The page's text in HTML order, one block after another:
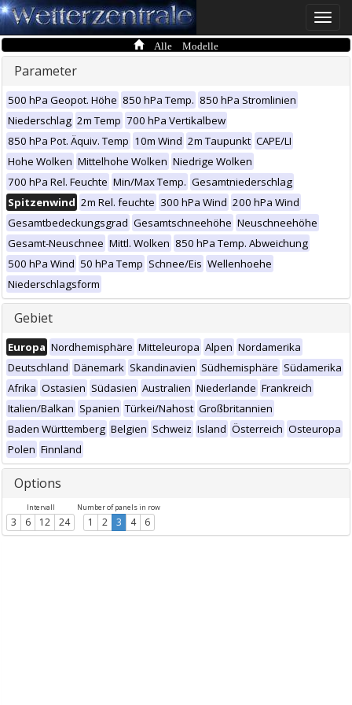
Toggle
Alle Modelle
Parameter
500 hPa Geopot. Höhe 850 hPa Temp. 850 hPa Stromlinien
Niederschlag 2m Temp 700 hPa Vertikalbew
850 hPa Pot. Äquiv. Temp 10m Wind 2m Taupunkt CAPE/LI
Hohe Wolken Mittelhohe Wolken Niedrige Wolken
700 hPa Rel. Feuchte Min/Max Temp. Gesamtniederschlag
Spitzenwind 2m Rel. feuchte 300 hPa Wind 200 hPa Wind
Gesamtbedeckungsgrad Gesamtschneehöhe Neuschneehöhe
Gesamt-Neuschnee Mittl. Wolken 850 hPa Temp. Abweichung
500 hPa Wind 50 hPa Temp Schnee/Eis Wellenhoehe
Niederschlagsform
Gebiet
Europa Nordhemisphäre Mitteleuropa Alpen Nordamerika
Deutschland Dänemark Skandinavien Südhemisphäre Südamerika
Afrika Ostasien Südasien Australien Niederlande Frankreich
Italien/Balkan Spanien Türkei/Nahost Großbritannien
Baden Württemberg Belgien Schweiz Island Österreich Osteuropa
Polen Finnland
Options
Intervall
3 6 12 24
Number of panels in row
1 2 3 4 6